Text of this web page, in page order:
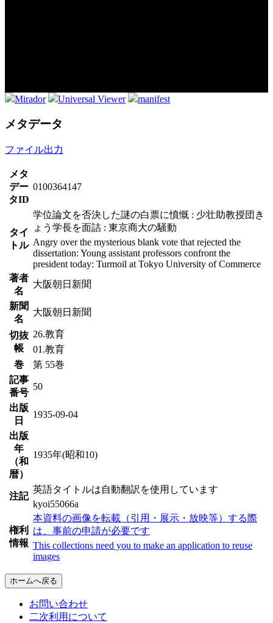
Mirador Universal Viewer manifest
メタデータ
ファイル出力
メタ
デー
タID
0100364147
タイ
トル
学位論文を否決した謎の白票に憤慨 : 少壮助教授団き
ょう学長を面詰 : 東京商大の騒動
Angry over the mysterious blank vote that rejected the
dissertation: Young assistant professors confront the
president today: Turmoil at Tokyo University of Commerce
著者
名
大阪朝日新聞
新聞
名
大阪朝日新聞
切抜
帳
26.教育
01.教育
巻
第 55巻
記事
番号
50
出版
日
1935-09-04
出版
年
（和
暦）
1935年(昭和10)
注記
英語タイトルは自動翻訳を使用しています
kyoi55066a
権利
情報
本資料の画像を転載（引用・展示・放映等）する際
は、事前の申請が必要です
This collections need you to make an application to reuse
images
ホームへ戻る
お問い合わせ
二次利用について